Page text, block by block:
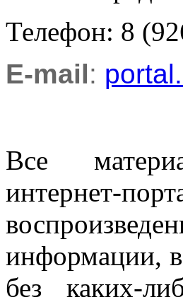
Телефон: 8
E-mail:
Все
интернет-
информации,
без каких-